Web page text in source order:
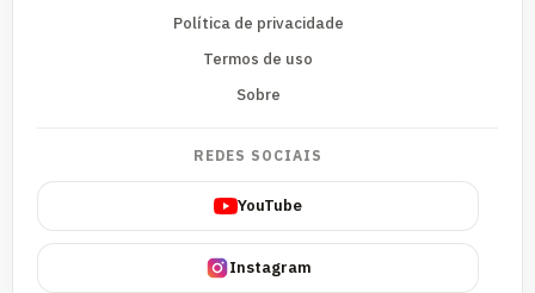
Política de privacidade
Termos de uso
Sobre
REDES SOCIAIS
YouTube
Instagram